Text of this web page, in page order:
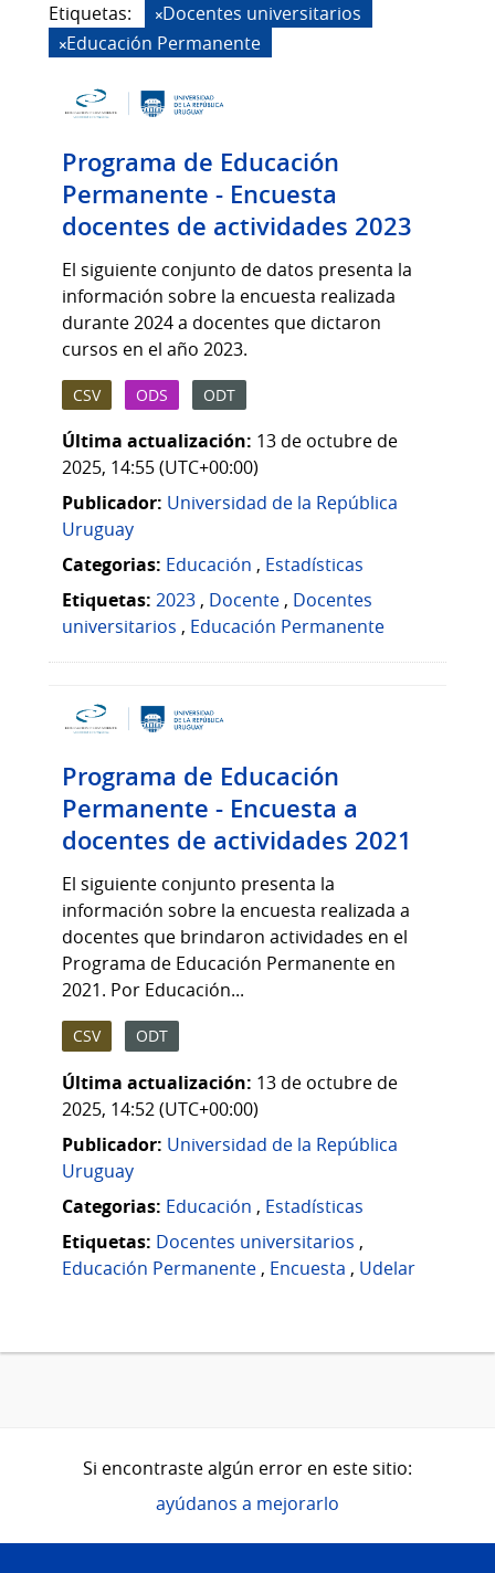
Etiquetas:
Docentes universitarios
Educación Permanente
Programa de Educación
Permanente - Encuesta
docentes de actividades 2023
El siguiente conjunto de datos presenta la
información sobre la encuesta realizada
durante 2024 a docentes que dictaron
cursos en el año 2023.
CSV ODS ODT
Última actualización: 13 de octubre de
2025, 14:55 (UTC+00:00)
Publicador: Universidad de la República
Uruguay
Categorias: Educación , Estadísticas
Etiquetas: 2023 , Docente , Docentes
universitarios , Educación Permanente
Programa de Educación
Permanente - Encuesta a
docentes de actividades 2021
El siguiente conjunto presenta la
información sobre la encuesta realizada a
docentes que brindaron actividades en el
Programa de Educación Permanente en
2021. Por Educación...
CSV ODT
Última actualización: 13 de octubre de
2025, 14:52 (UTC+00:00)
Publicador: Universidad de la República
Uruguay
Categorias: Educación , Estadísticas
Etiquetas: Docentes universitarios ,
Educación Permanente , Encuesta , Udelar
Si encontraste algún error en este sitio:
ayúdanos a mejorarlo